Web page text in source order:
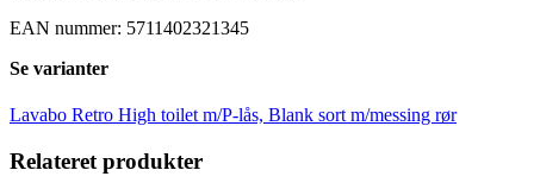
EAN nummer: 5711402321345
Se varianter
Lavabo Retro High toilet m/P-lås, Blank sort m/messing rør
Relateret produkter